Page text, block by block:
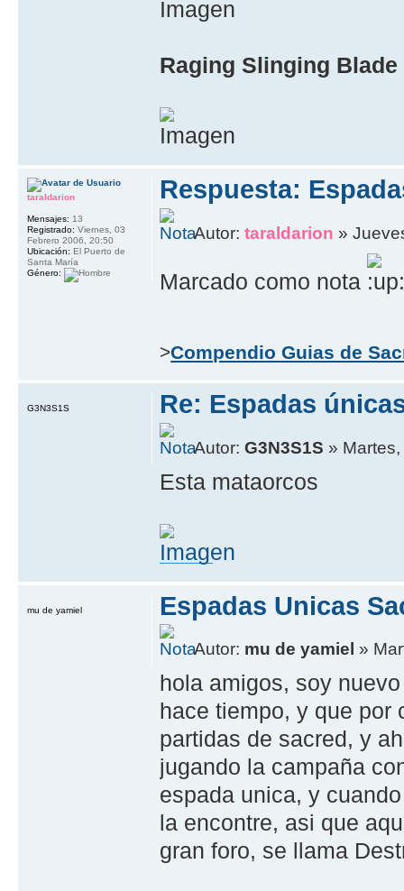
Raging Slinging Blade
Respuesta:
Autor:taraldarion »
Marcado como nota
>Compendio Guias de
taraldarion
Mensajes: 13
Registrado: Viernes, 03
Febrero 2006, 20:50
Ubicación: El Puerto de
Santa María
Género:
Re: Espadas
Autor:G3N3S1S »
Esta mataorcos
G3N3S1S
Espadas Unicas
Autor: mu de yamiel »
hola amigos, soy
hace tiempo, y que por
partidas de sacred, y
jugando la campaña
espada unica, y
la encontre, asi que
gran foro, se llama
mu de yamiel